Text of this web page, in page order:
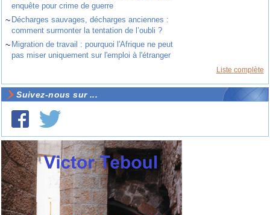
enquête pour crime de guerre
~ Décharges sauvages, décharges anciennes :
comment surmonter la tentation de l’oubli ?
~ Migration de travail : pourquoi l'Afrique ne peut
pas miser uniquement sur l'emploi à l'étranger
Liste complète
Suivez-nous sur ...